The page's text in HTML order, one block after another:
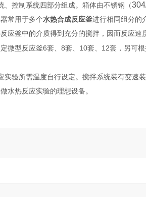
控制系统四部分组成。箱体由不锈钢（
常用于多个水热合成反应釜进行相同组分的
应釜中的介质得到充分的搅拌，因而反应
微型反应釜6套、 8套、 10套、 12套，另可
验所需温度自行设定。搅拌系统装有变速
水热反应实验的理想设备。